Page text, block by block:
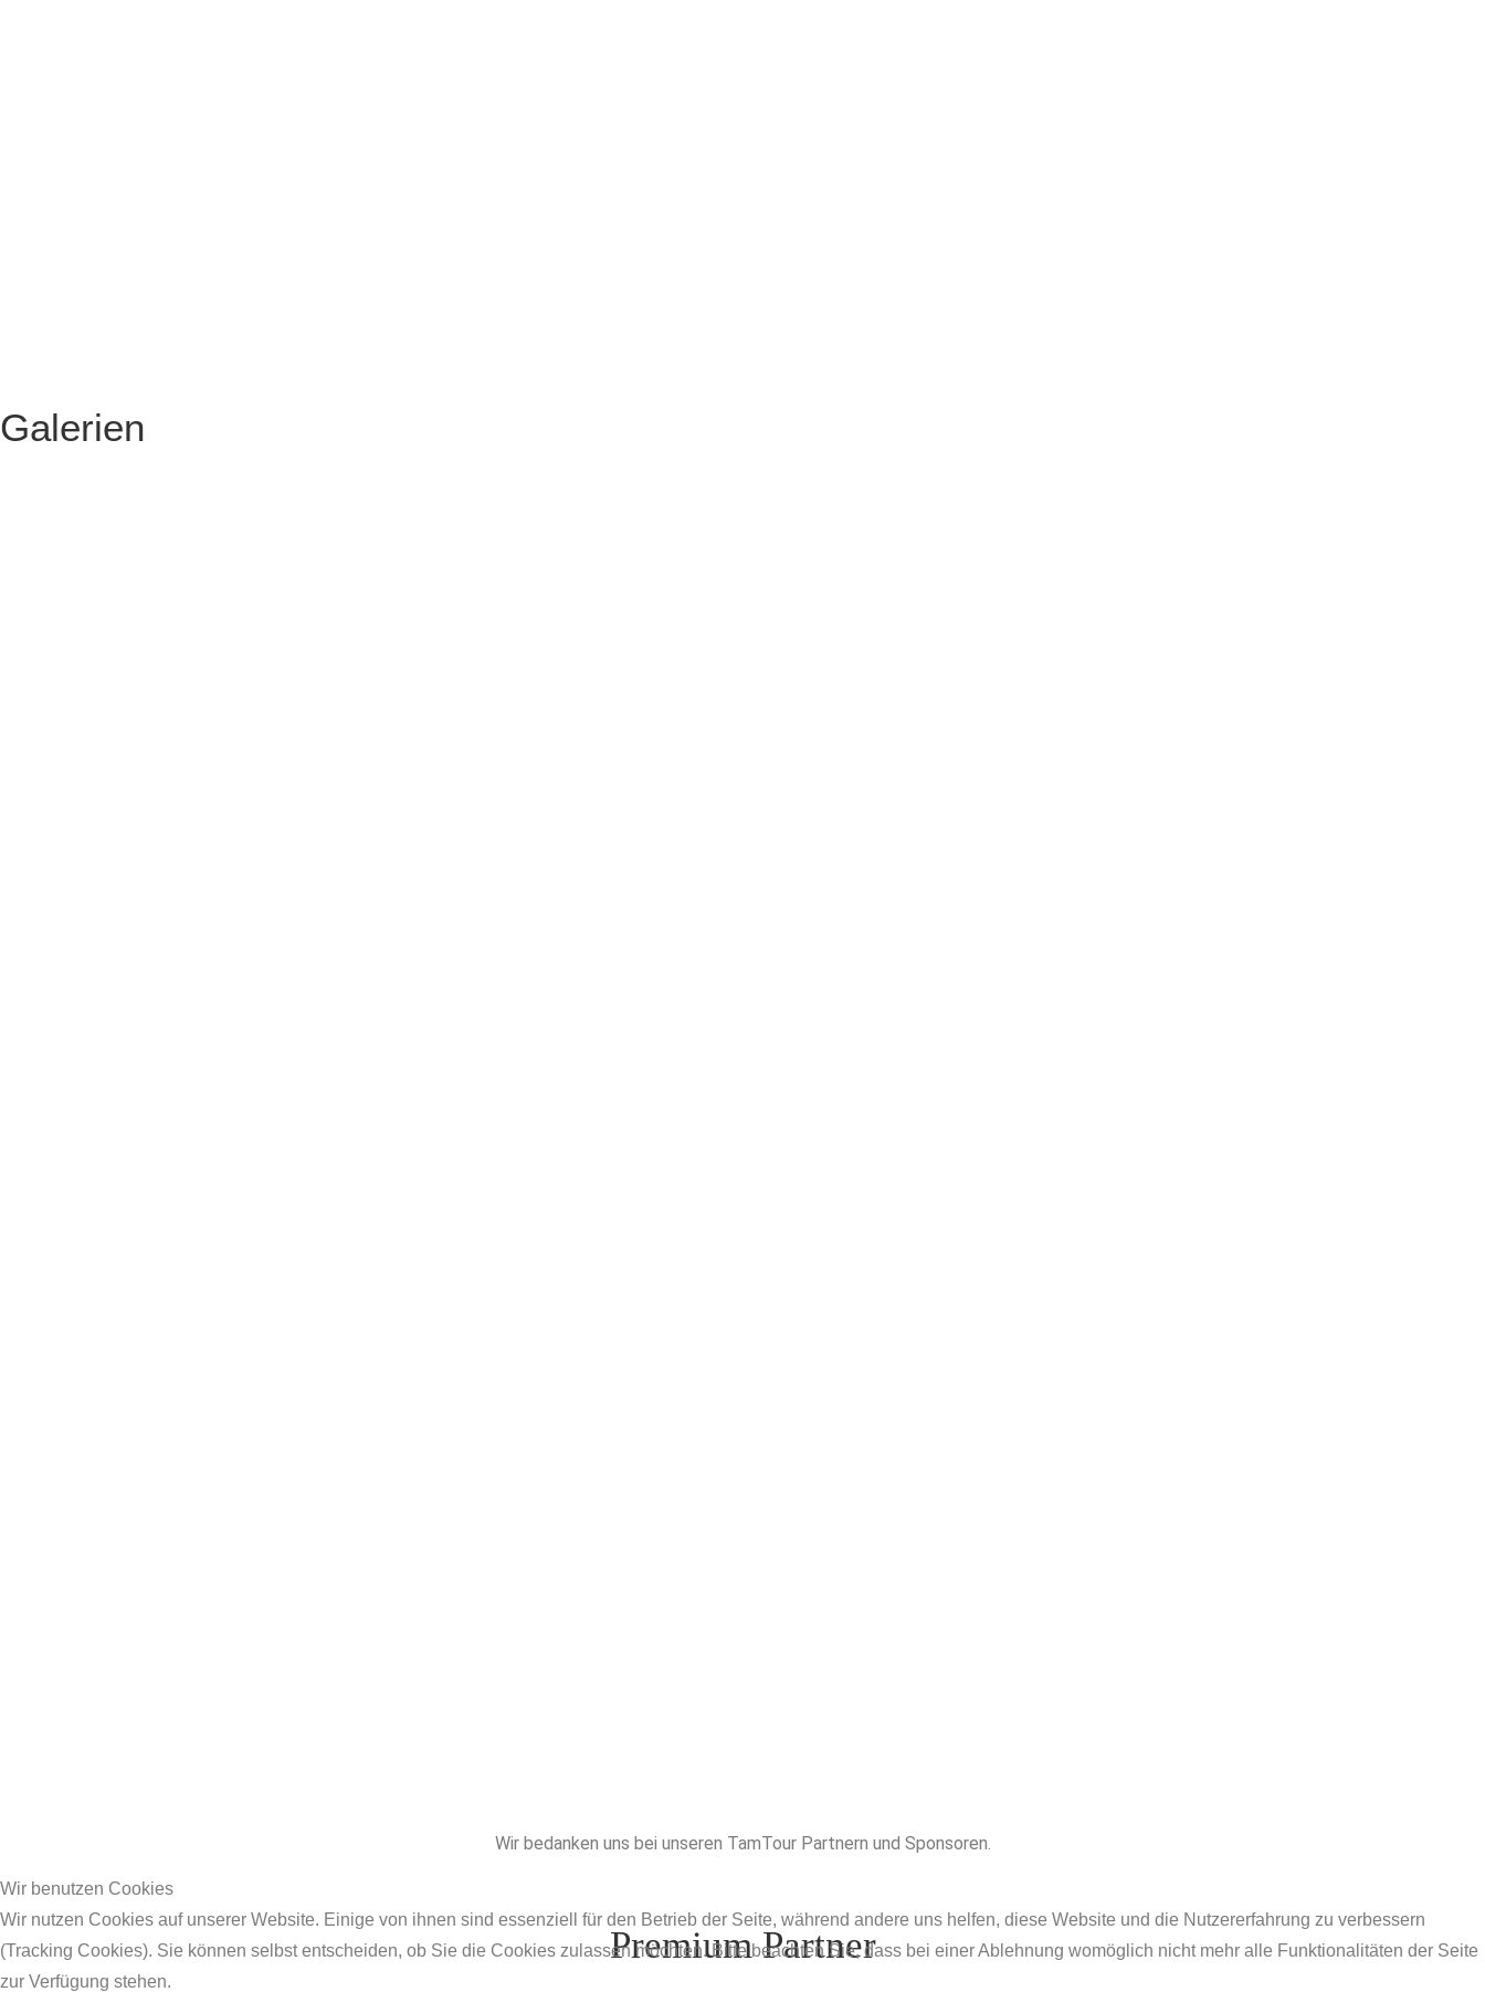
Galerien
Wir bedanken uns bei unseren TamTour Partnern und Sponsoren.
Premium Partner
Wir benutzen Cookies
Wir nutzen Cookies auf unserer Website. Einige von ihnen sind essenziell für den Betrieb der Seite, während andere uns helfen, diese Website und die Nutzererfahrung zu verbessern
(Tracking Cookies). Sie können selbst entscheiden, ob Sie die Cookies zulassen möchten. Bitte beachten Sie, dass bei einer Ablehnung womöglich nicht mehr alle Funktionalitäten der Seite
zur Verfügung stehen.